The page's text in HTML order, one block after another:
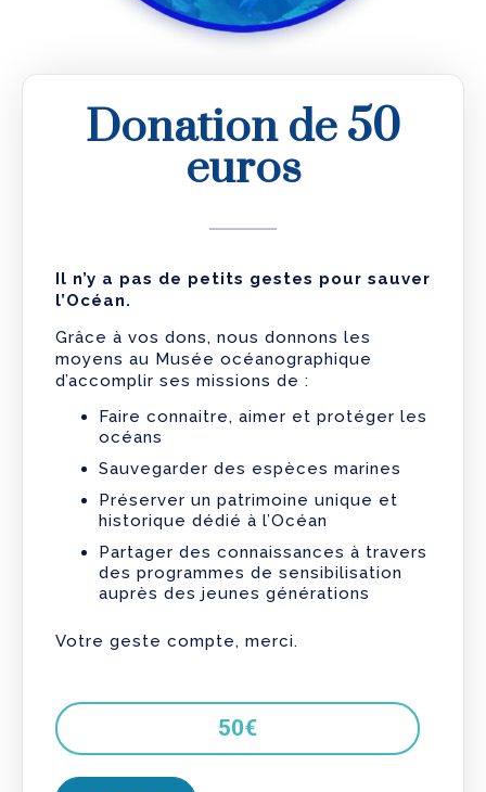
Donation de 50
euros
Il n’y a pas de petits gestes pour sauver
l’Océan.
Grâce à vos dons, nous donnons les
moyens au Musée océanographique
d’accomplir ses missions de :
Faire connaitre, aimer et protéger les
océans
Sauvegarder des espèces marines
Préserver un patrimoine unique et
historique dédié à l’Océan
Partager des connaissances à travers
des programmes de sensibilisation
auprès des jeunes générations
Votre geste compte, merci.
50€